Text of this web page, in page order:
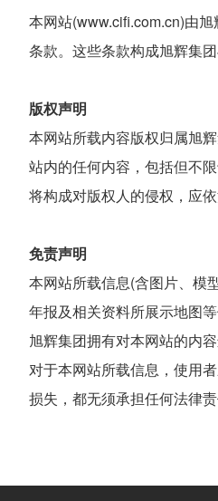
本网站(www.cifi.com.cn)由
条款。这些条款构成旭辉集
版权声明
本网站所载内容版权归属旭
站内的任何内容，包括但不
将构成对版权人的侵权，应
免责声明
本网站所载信息(含图片、模
年报及相关资料所展示地图
旭辉集团拥有对本网站的内
对于本网站所载信息，使用
损失，都无须承担任何法律责